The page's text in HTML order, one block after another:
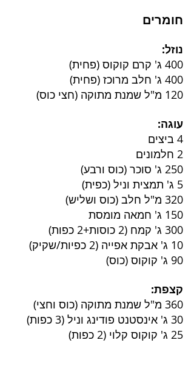
חומרים
נוזל:
400 ג' קרם קוקוס (פחית)
400 ג' חלב מרוכז (פחית)
120 מ"ל שמנת מתוקה (חצי כוס)
עוגה:
4 ביצים
2 חלמונים
250 ג' סוכר (כוס ורבע)
5 ג' תמצית וניל (כפית)
320 מ"ל חלב (כוס ושליש)
150 ג' חמאה מומסת
300 ג' קמח (2 כוסות+2 כפות)
10 ג' אבקת אפייה (2 כפיות/שקיק)
90 ג' קוקוס (כוס)
קצפת:
360 מ"ל שמנת מתוקה (כוס וחצי)
30 ג' אינסטנט פודינג וניל (3 כפות)
25 ג' קוקוס קלוי (2 כפות)